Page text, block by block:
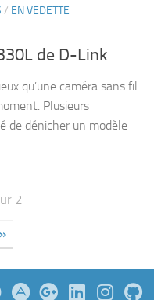
/ EN VEDETTE
de D-Link
qu’une caméra sans fil
Plusieurs
de dénicher un modèle
2
»